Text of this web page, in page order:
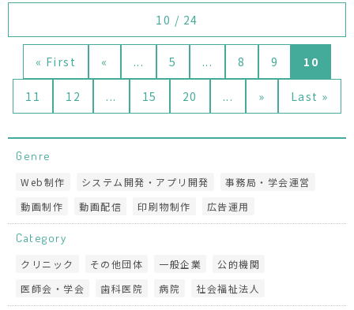
10 / 24
« First « ... 5 ... 8 9 10
11 12 ... 15 20 ... » Last »
Genre
Web制作 システム開発・アプリ開発
事務局・学会運営
動画制作
動画配信 印刷物制作 広告運用
Category
クリニック その他団体 一般企業
公的機関
医師会・学会
歯科医院 病院 社会福祉法人